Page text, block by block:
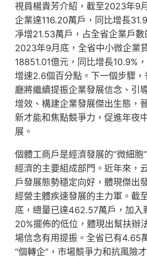
視員楊貴芳介紹，截至2023年9
企業達116.20萬戶，同比增長
凈增21.53萬戶，占全省企業戶數
2023年9月底，全省中小微企業
18851.01億元，同比增長10.9%
增速2.6個百分點。下一個步驟
廳將繼續提振企業發展信念、引
增效、構建企業發展傑出生態，
新才能和焦點競爭力，促進年夜
展。
個體工商戶是經濟發展的“微細胞
經濟的主要組成部門。近年來，
戶發展態勢穩定向好，體現傑出
經營主體疾速發展的主力軍。截
底，總量已達462.57萬戶，加入
20%擺佈的低位，體現出幫扶辦
場信念有用提振。全省已有4.65
“個轉企”，市場競爭力和抗風險